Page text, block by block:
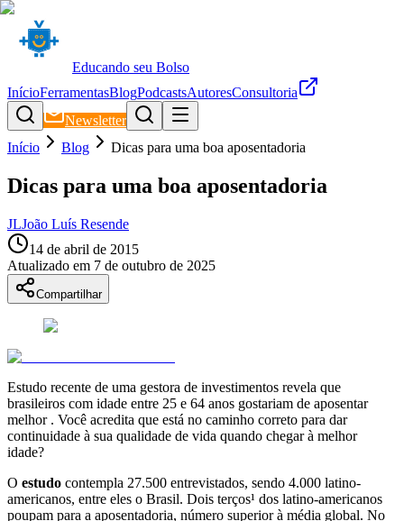
Educando seu Bolso
InícioFerramentasBlogPodcastsAutoresConsultoria
Newsletter
Início
Blog Dicas para uma boa aposentadoria
Dicas para uma boa aposentadoria
JLJoão Luís Resende
14 de abril de 2015
Atualizado em 7 de outubro de 2025
Compartilhar
Estudo recente de uma gestora de investimentos revela que
brasileiros com idade entre 25 e 64 anos gostariam de aposentar
melhor . Você acredita que está no caminho correto para dar
continuidade à sua qualidade de vida quando chegar à melhor
idade?
O estudo contempla 27.500 entrevistados, sendo 4.000 latino-
americanos, entre eles o Brasil. Dois terços¹ dos latino-americanos
poupam para a aposentadoria, número superior à média global. No